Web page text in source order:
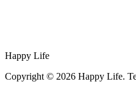
Happy Life
Copyright © 2026 Happy Life.